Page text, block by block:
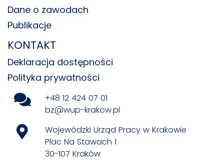
Dane o zawodach
Publikacje
KONTAKT
Deklaracja dostępności
Polityka prywatności
+48 12 424 07 01
bz@wup-krakow.pl
Wojewódzki Urząd Pracy w Krakowie
Plac Na Stawach 1
30-107 Kraków